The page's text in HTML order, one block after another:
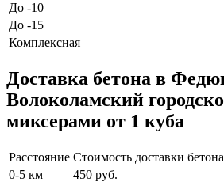
До -10
До -15
Комплексная
Доставка бетона в
Волоколамский
миксерами от 1 куба
Расстояние Стоимость доставки
0-5 км
450 руб.